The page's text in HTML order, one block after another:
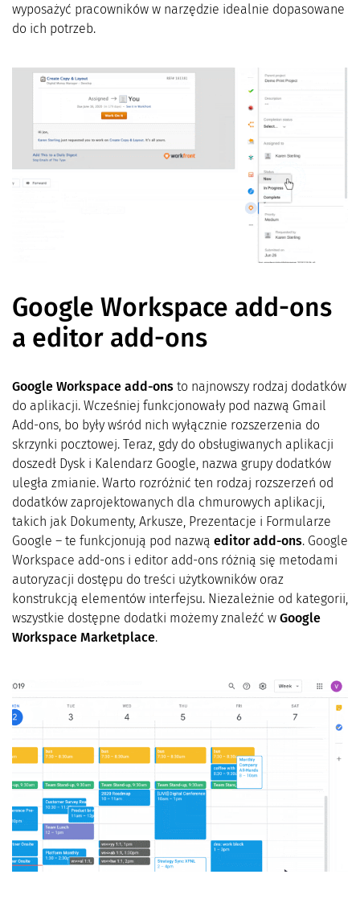
wyposażyć pracowników w narzędzie idealnie dopasowane
do ich potrzeb.
Google Workspace add-ons
a editor add-ons
Google Workspace add-ons to najnowszy rodzaj dodatków
do aplikacji. Wcześniej funkcjonowały pod nazwą Gmail
Add-ons, bo były wśród nich wyłącznie rozszerzenia do
skrzynki pocztowej. Teraz, gdy do obsługiwanych aplikacji
doszedł Dysk i Kalendarz Google, nazwa grupy dodatków
uległa zmianie. Warto rozróżnić ten rodzaj rozszerzeń od
dodatków zaprojektowanych dla chmurowych aplikacji,
takich jak Dokumenty, Arkusze, Prezentacje i Formularze
Google – te funkcjonują pod nazwą editor add-ons. Google
Workspace add-ons i editor add-ons różnią się metodami
autoryzacji dostępu do treści użytkowników oraz
konstrukcją elementów interfejsu. Niezależnie od kategorii,
wszystkie dostępne dodatki możemy znaleźć w Google
Workspace Marketplace.